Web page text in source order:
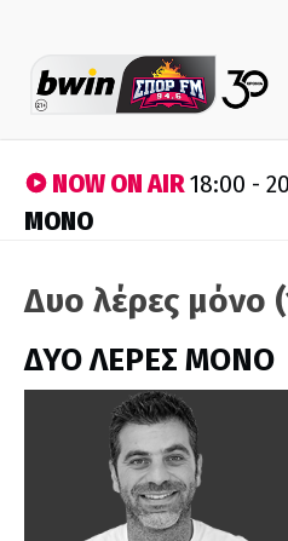
NOW ON AIR18:00 -
ΜΟΝΟ
Δυο λέρες μόνο
ΔΥΟ ΛΕΡΕΣ ΜΟΝΟ